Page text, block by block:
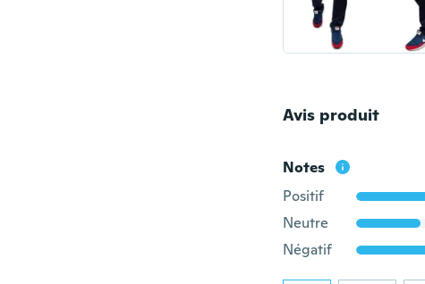
Avis produit
Notes
Positif
Neutre
Négatif